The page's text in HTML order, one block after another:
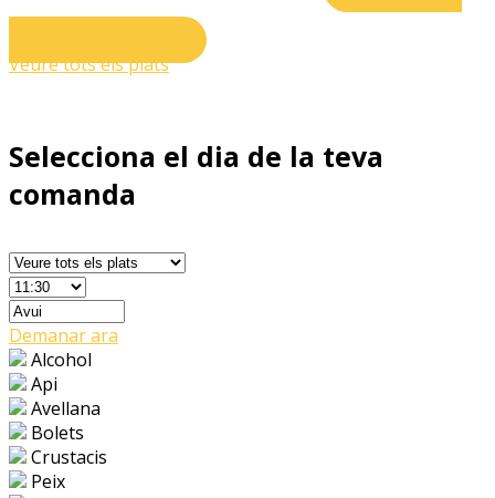
Veure tots els plats
Selecciona el dia de la teva
comanda
Demanar ara
Alcohol
Api
Avellana
Bolets
Crustacis
Peix